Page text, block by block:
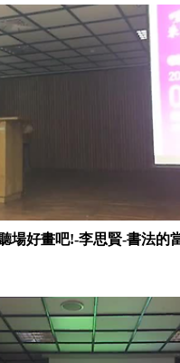
場好畫吧!-李思賢-書法的